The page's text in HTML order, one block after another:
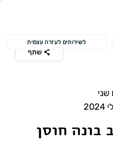
שני
בונה חוסן
שתף
לשירותים לעזרה עצמית